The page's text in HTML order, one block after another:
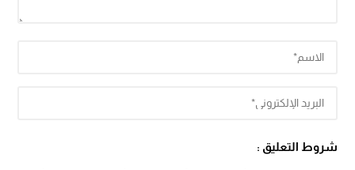
شروط التعليق :